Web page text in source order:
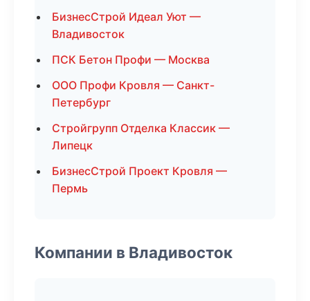
БизнесСтрой Идеал Уют —
Владивосток
ПСК Бетон Профи — Москва
ООО Профи Кровля — Санкт-
Петербург
Стройгрупп Отделка Классик —
Липецк
БизнесСтрой Проект Кровля —
Пермь
Компании в Владивосток